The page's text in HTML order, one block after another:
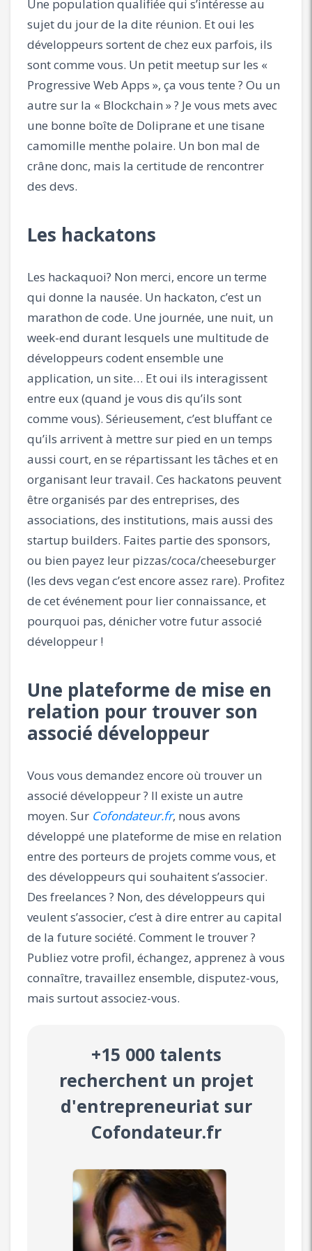
Une population qualifiée qui s’intéresse au
sujet du jour de la dite réunion. Et oui les
développeurs sortent de chez eux parfois, ils
sont comme vous. Un petit meetup sur les «
Progressive Web Apps », ça vous tente ? Ou un
autre sur la « Blockchain » ? Je vous mets avec
une bonne boîte de Doliprane et une tisane
camomille menthe polaire. Un bon mal de
crâne donc, mais la certitude de rencontrer
des devs.
Les hackatons
Les hackaquoi? Non merci, encore un terme
qui donne la nausée. Un hackaton, c’est un
marathon de code. Une journée, une nuit, un
week-end durant lesquels une multitude de
développeurs codent ensemble une
application, un site… Et oui ils interagissent
entre eux (quand je vous dis qu’ils sont
comme vous). Sérieusement, c’est bluffant ce
qu’ils arrivent à mettre sur pied en un temps
aussi court, en se répartissant les tâches et en
organisant leur travail. Ces hackatons peuvent
être organisés par des entreprises, des
associations, des institutions, mais aussi des
startup builders. Faites partie des sponsors,
ou bien payez leur pizzas/coca/cheeseburger
(les devs vegan c’est encore assez rare). Profitez
de cet événement pour lier connaissance, et
pourquoi pas, dénicher votre futur associé
développeur !
Une plateforme de mise en
relation pour trouver son
associé développeur
Vous vous demandez encore où trouver un
associé développeur ? Il existe un autre
moyen. Sur Cofondateur.fr, nous avons
développé une plateforme de mise en relation
entre des porteurs de projets comme vous, et
des développeurs qui souhaitent s’associer.
Des freelances ? Non, des développeurs qui
veulent s’associer, c’est à dire entrer au capital
de la future société. Comment le trouver ?
Publiez votre profil, échangez, apprenez à vous
connaître, travaillez ensemble, disputez-vous,
mais surtout associez-vous.
+15 000 talents
recherchent un projet
d'entrepreneuriat sur
Cofondateur.fr